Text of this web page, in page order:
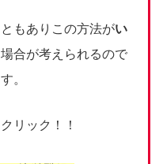
もありこの方法がい
場合が考えられるので
。
リック！！